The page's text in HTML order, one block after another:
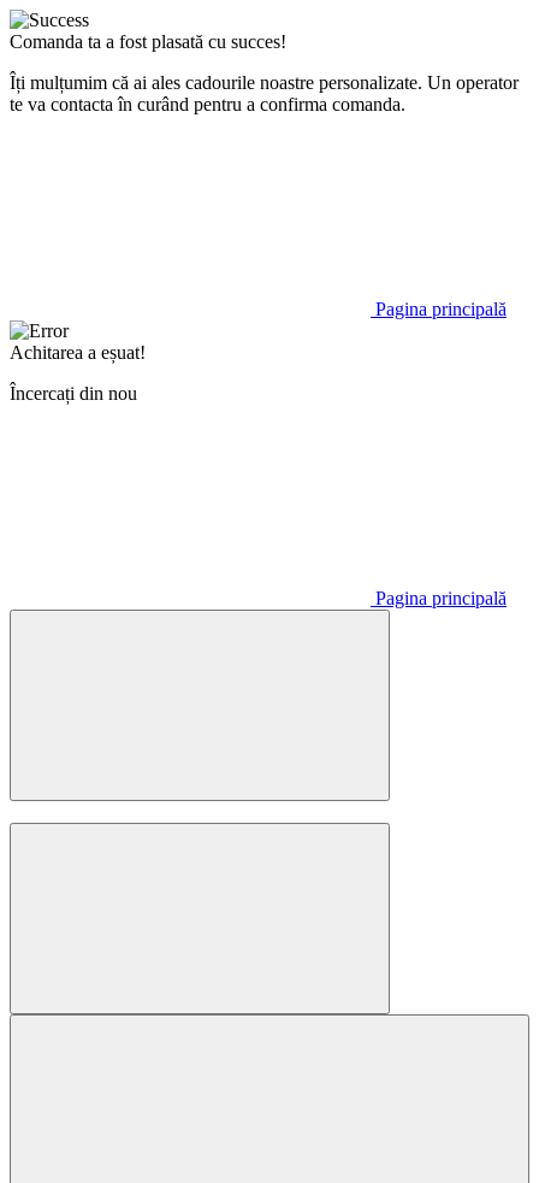
Comanda ta a fost plasată cu succes!
Îți mulțumim că ai ales cadourile noastre personalizate. Un operator
te va contacta în curând pentru a confirma comanda.
Pagina principală
Achitarea a eșuat!
Încercați din nou
Pagina principală